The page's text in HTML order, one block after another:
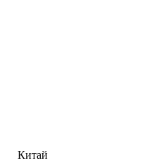
Китай